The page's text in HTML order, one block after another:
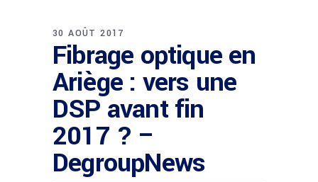
30 AOÛT 2017
Fibrage optique en
Ariège : vers une
DSP avant fin
2017 ? –
DegroupNews